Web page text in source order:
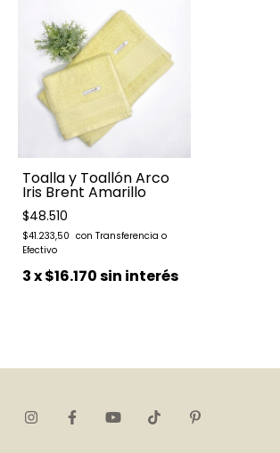
Toalla y Toallón Arco
Iris Brent Amarillo
$48.510
$41.233,50
3x$16.170sin interés